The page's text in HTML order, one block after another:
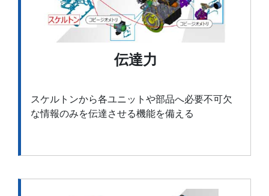
伝達力
スケルトンから各ユニットや部品へ必要不可欠
な情報のみを伝達させる機能を備える